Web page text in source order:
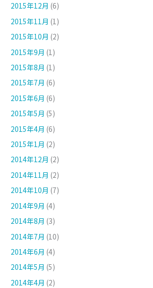
2015年12月 (6)
2015年11月 (1)
2015年10月 (2)
2015年9月 (1)
2015年8月 (1)
2015年7月 (6)
2015年6月 (6)
2015年5月 (5)
2015年4月 (6)
2015年1月 (2)
2014年12月 (2)
2014年11月 (2)
2014年10月 (7)
2014年9月 (4)
2014年8月 (3)
2014年7月 (10)
2014年6月 (4)
2014年5月 (5)
2014年4月 (2)